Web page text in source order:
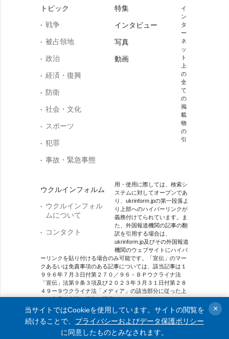
トピック
戦争
被占領地
政治
経済・復興
防衛
社会・文化
スポーツ
犯罪
事故・緊急事態
ウクルインフォルム
ウクルインフォル
ムについて
コンタクト
特集
インタビュー
写真
動画
イ
ン
タ
ー
ネ
ッ
ト
上
の
全
て
の
掲
載
物
の
引
用・使用に際しては、検索シ
ステムに対してオープンであ
り、ukrinform.jpの第一段落よ
り上部へのハイパーリンクが
義務付けてられています。ま
た、外国報道機関の記事の翻
訳を引用する場合は、
ukrinform.jp及びその外国報道
機関のウェブサイトにハイパ
ーリンクを貼り付ける場合のみ可能です。「宣伝」のマー
クあるいは免責事項のある記事については、該当記事は１
９９６年７月３日付第２７０／９６－ＢＰウクライナ法
「宣伝」法第９条３項及び２０２３年３月３１日付第２８
４９ー９ウクライナ法「メディア」の該当部分に従った上
で、合意／会計を根拠に掲載されています。
オンラインメディア主体 メディア識別番号：R40-01421.
© 2015-2026 Ukrinform. All rights reserved.
当サイトではCookieを使用しています。サイトの閲覧を
続けることで、 プライバシーおよびデータ保護ポリシー
に同意したものとみなされます。
×